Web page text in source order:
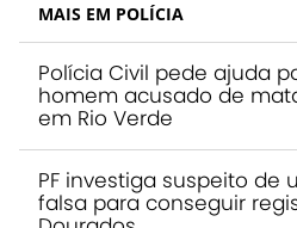
MAIS EM POLÍCIA
Polícia Civil pede ajuda
homem acusado de
em Rio Verde
PF investiga suspeito de
falsa para conseguir